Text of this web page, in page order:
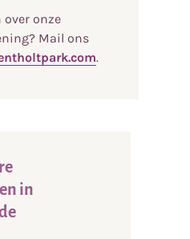
over onze
Mail ons
.
in